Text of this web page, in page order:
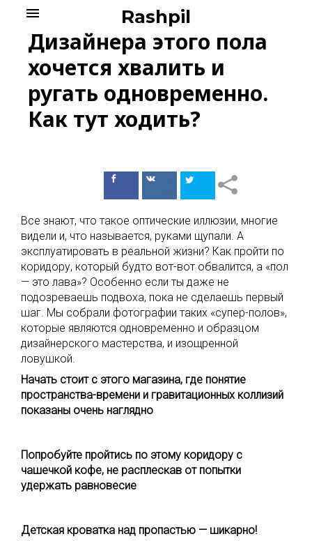
content
Rashpil
menu
Дизайнера этого пола
хочется хвалить и
ругать одновременно.
Как тут ходить?
ПоделитьсяПоделиться
Все знают, что такое оптические иллюзии, многие
видели и, что называется, руками щупали. А
эксплуатировать в реальной жизни? Как пройти по
коридору, который будто вот-вот обвалится, а «пол
— это лава»? Особенно если ты даже не
подозреваешь подвоха, пока не сделаешь первый
шаг. Мы собрали фотографии таких «супер-полов»,
которые являются одновременно и образцом
дизайнерского мастерства, и изощренной
ловушкой.
Начать стоит с этого магазина, где понятие
пространства-времени и гравитационных коллизий
показаны очень наглядно
Попробуйте пройтись по этому коридору с
чашечкой кофе, не расплескав от попытки
удержать равновесие
Детская кроватка над пропастью — шикарно!